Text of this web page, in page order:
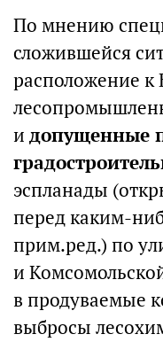
По мнению
сложившейся
расположение к
и допущенные
эспланады
перед каким-
прим.ред.) по
и
в продуваемые
выбросы